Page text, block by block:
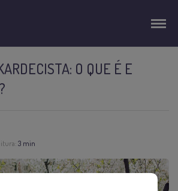
O QUE É E
3 min